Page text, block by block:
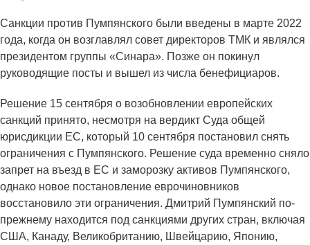
Санкции против Пумпянского были введены в марте 2022
года, когда он возглавлял совет директоров ТМК и являлся
президентом группы «Синара». Позже он покинул
руководящие посты и вышел из числа бенефициаров.
Решение 15 сентября о возобновлении европейских
санкций принято, несмотря на вердикт Суда общей
юрисдикции ЕС, который 10 сентября постановил снять
ограничения с Пумпянского. Решение суда временно сняло
запрет на въезд в ЕС и заморозку активов Пумпянского,
однако новое постановление еврочиновников
восстановило эти ограничения. Дмитрий Пумпянский по-
прежнему находится под санкциями других стран, включая
США, Канаду, Великобританию, Швейцарию, Японию,